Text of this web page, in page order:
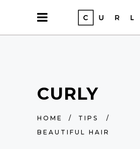
CURLY
HOME / TIPS
/
BEAUTIFUL HAIR